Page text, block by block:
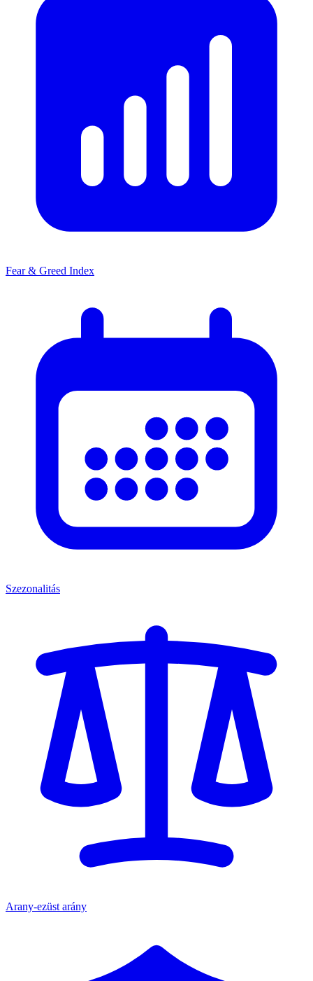
Fear & Greed Index
Szezonalitás
Arany-ezüst arány